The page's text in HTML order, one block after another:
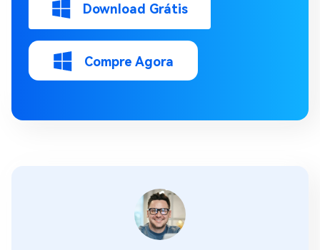
Download Grátis
Compre Agora